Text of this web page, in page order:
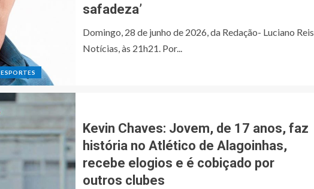
ESPORTES
safadeza’
Domingo, 28 de junho de 2026, da Redação- Luciano Reis
Notícias, às 21h21. Por...
Kevin Chaves: Jovem, de 17 anos, faz
história no Atlético de Alagoinhas,
recebe elogios e é cobiçado por
outros clubes